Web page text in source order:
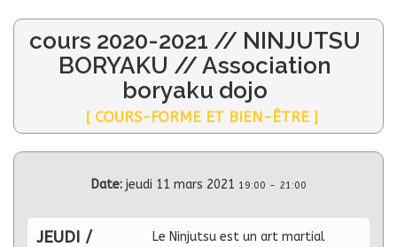
cours 2020-2021 // NINJUTSU
BORYAKU // Association
boryaku dojo
[ COURS-FORME ET BIEN-ÊTRE ]
Date: jeudi 11 mars 2021 19:00 - 21:00
JEUDI /
Le Ninjutsu est un art martial